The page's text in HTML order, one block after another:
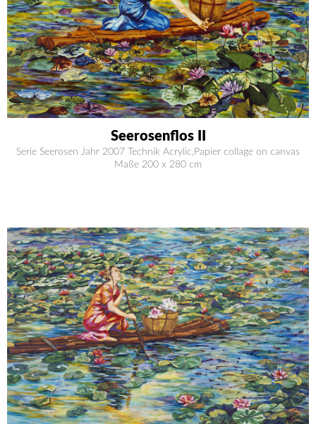
Seerosenflos II
Serie Seerosen Jahr 2007 Technik Acrylic,Papier collage on canvas
Maße 200 x 280 cm